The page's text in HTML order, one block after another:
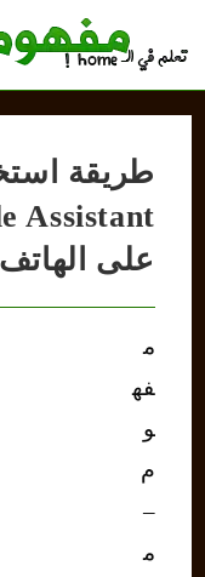
طريقة
على الهاتف
م
فه
و
م
–
م